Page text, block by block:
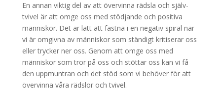
En annan viktig del av att övervinna rädsla och själv-
tvivel är att omge oss med stödjande och positiva
människor. Det är lätt att fastna i en negativ spiral när
vi är omgivna av människor som ständigt kritiserar oss
eller trycker ner oss. Genom att omge oss med
människor som tror på oss och stöttar oss kan vi få
den uppmuntran och det stöd som vi behöver för att
övervinna våra rädslor och tvivel.